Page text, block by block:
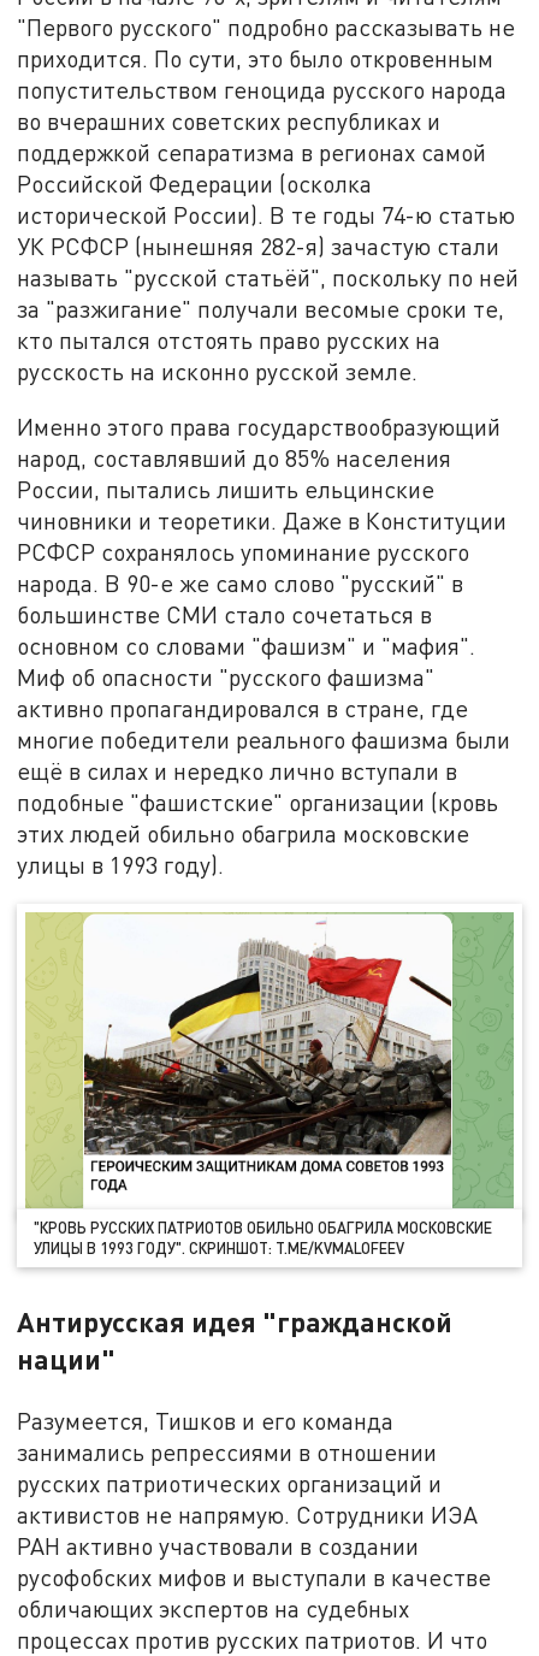
"Первого русского" подробно рассказывать не
приходится. По сути, это было откровенным
попустительством геноцида русского народа
во вчерашних советских республиках и
поддержкой сепаратизма в регионах самой
Российской Федерации (осколка
исторической России). В те годы 74-ю статью
УК РСФСР (нынешняя 282-я) зачастую стали
называть "русской статьёй", поскольку по ней
за "разжигание" получали весомые сроки те,
кто пытался отстоять право русских на
русскость на исконно русской земле.
Именно этого права государствообразующий
народ, составлявший до 85% населения
России, пытались лишить ельцинские
чиновники и теоретики. Даже в Конституции
РСФСР сохранялось упоминание русского
народа. В 90-е же само слово "русский" в
большинстве СМИ стало сочетаться в
основном со словами "фашизм" и "мафия".
Миф об опасности "русского фашизма"
активно пропагандировался в стране, где
многие победители реального фашизма были
ещё в силах и нередко лично вступали в
подобные "фашистские" организации (кровь
этих людей обильно обагрила московские
улицы в 1993 году).
"КРОВЬ РУССКИХ ПАТРИОТОВ ОБИЛЬНО ОБАГРИЛА МОСКОВСКИЕ
УЛИЦЫ В 1993 ГОДУ". СКРИНШОТ: T.ME/KVMALOFEEV
Антирусская идея "гражданской
нации"
Разумеется, Тишков и его команда
занимались репрессиями в отношении
русских патриотических организаций и
активистов не напрямую. Сотрудники ИЭА
РАН активно участвовали в создании
русофобских мифов и выступали в качестве
обличающих экспертов на судебных
процессах против русских патриотов. И что